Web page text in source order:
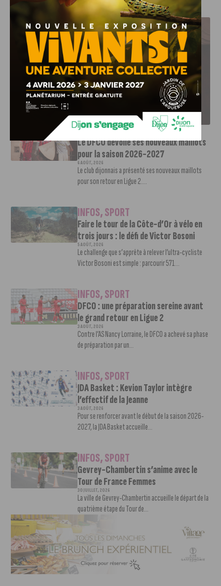
J'AIME LE DFCO
LE DFCO DÉVOILE SES NOUVEAUX MAILLOTS POUR LA
SAISON 2026-2027
INFOS,SPORT
Le DFCO dévoile ses nouveaux maillots
pour la saison 2026-2027
6 AOÛT, 2026
Le club dijonnais a présenté ses nouveaux maillots
pour son retour en Ligue 2....
INFOS,SPORT
Faire le tour de la Côte-d’Or à vélo en
trois jours : le défi de Victor Bosoni
5 AOÛT, 2026
Le challenge que s’apprête à relever l’ultra-cycliste
Victor Bosoni est simple : parcourir 571...
INFOS,SPORT
DFCO : une préparation sereine avant
le grand retour en Ligue 2
3 AOÛT, 2026
Contre l’AS Nancy Lorraine, le DFCO a achevé sa phase
de préparation par un...
INFOS,SPORT
JDA Basket : Kevion Taylor intègre
l’effectif de la Jeanne
3 AOÛT, 2026
Pour se renforcer avant le début de la saison 2026-
2027, la JDA Basket accueille...
INFOS,SPORT
Gevrey-Chambertin s’anime avec le
Tour de France Femmes
30 JUILLET, 2026
La ville de Gevrey-Chambertin accueille le départ de la
quatrième étape du Tour de...